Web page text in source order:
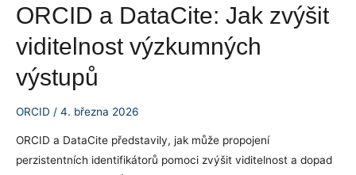
Hall
2026
ORCID a DataCite: Jak zvýšit
viditelnost výzkumných
výstupů
ORCID / 4. března 2026
ORCID a DataCite představily, jak může propojení
perzistentních identifikátorů pomoci zvýšit viditelnost a dopad